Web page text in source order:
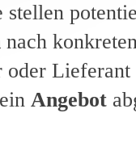
stellen
nach
Angebot